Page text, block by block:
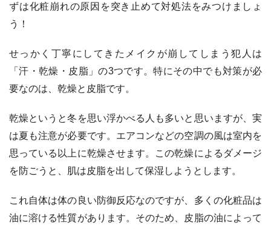
ずは化粧崩れの原因を突き止めて対処法をみつけましょ
う！
せっかく丁寧にしてきたメイクが崩してしまう犯人は
「汗・乾燥・皮脂」の3つです。特にその中でも対策が必
要なのは、乾燥と皮脂です。
乾燥というと冬を思い浮かべる人も多いと思いますが、実
は夏も注意が必要です。エアコンなどの空調の風は室内を
思っている以上に乾燥させます。この乾燥によるダメージ
を防ごうと、肌は皮脂を出して保湿しようとします。
これ自体は体の良い防御反応なのですが、多くの化粧品は
油に溶ける性質があります。そのため、皮脂の油によって